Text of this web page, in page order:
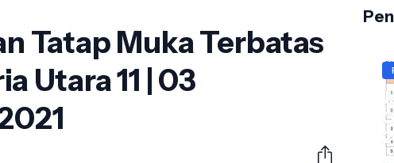
Tatap Muka Terbatas
Utara 11 | 03